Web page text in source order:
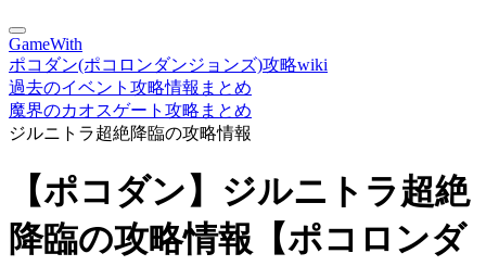
GameWith
ポコダン(ポコロンダンジョンズ)攻略wiki
過去のイベント攻略情報まとめ
魔界のカオスゲート攻略まとめ
ジルニトラ超絶降臨の攻略情報
【ポコダン】ジルニトラ超絶
降臨の攻略情報【ポコロンダ